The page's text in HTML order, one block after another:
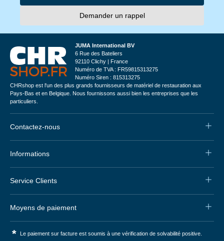
Demander un rappel
JUMA International BV
6 Rue des Bateliers
92110 Clichy | France
Numéro de TVA : FR59815313275
Numéro Siren : 815313275
CHRshop est l'un des plus grands fournisseurs de matériel de restauration aux
Pays-Bas et en Belgique. Nous fournissons aussi bien les entreprises que les
particuliers.
Contactez-nous
Informations
Service Clients
Moyens de paiement
* Le paiement sur facture est soumis à une vérification de solvabilité positive.